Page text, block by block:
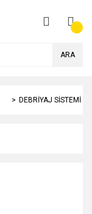
ARA
DEBRİYAJ SİSTEMİ